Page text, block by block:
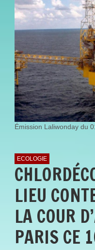
Émission Laliwonday du
ECOLOGIE
LIEU
LA COUR
PARIS CE